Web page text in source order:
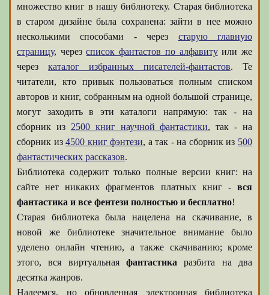
множество книг в нашу библиотеку. Старая библиотека
в старом дизайне была сохранена: зайти в нее можно
несколькими способами - через старую главную
страницу, черезсписок фантастов по алфавитуили же
через каталог избранных писателей-фантастов. Те
читатели, кто привык пользоваться полным списком
авторов и книг, собранным на одной большой странице,
могут заходить в эти каталоги напрямую: так - на
сборник из 2500 книг научной фантастики, так - на
сборник из4500 книг фэнтези, а так - на сборник из 500
фантастических рассказов.
Библиотека содержит только полные версии книг: на
сайте нет никаких фрагментов платных книг - вся
фантастика и все фентези полностью и бесплатно!
Старая библиотека была нацелена на скачивание, в
новой же библиотеке значительное внимание было
уделено онлайн чтению, а также скачиванию; кроме
этого, вся виртуальная фантастика разбита на два
десятка жанров.
Надеемся, но обновленная электронная библиотека